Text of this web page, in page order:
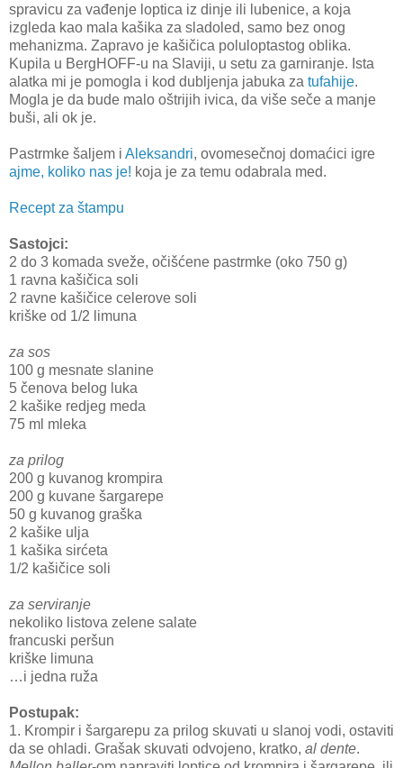
spravicu za vađenje loptica iz dinje ili lubenice, a koja
izgleda kao mala kašika za sladoled, samo bez onog
mehanizma. Zapravo je kašičica poluloptastog oblika.
Kupila u BergHOFF-u na Slaviji, u setu za garniranje. Ista
alatka mi je pomogla i kod dubljenja jabuka za tufahije.
Mogla je da bude malo oštrijih ivica, da više seče a manje
buši, ali ok je.
Pastrmke šaljem i Aleksandri, ovomesečnoj domaćici igre
ajme, koliko nas je! koja je za temu odabrala med.
Recept za štampu
Sastojci:
2 do 3 komada sveže, očišćene pastrmke (oko 750 g)
1 ravna kašičica soli
2 ravne kašičice celerove soli
kriške od 1/2 limuna
za sos
100 g mesnate slanine
5 čenova belog luka
2 kašike redjeg meda
75 ml mleka
za prilog
200 g kuvanog krompira
200 g kuvane šargarepe
50 g kuvanog graška
2 kašike ulja
1 kašika sirćeta
1/2 kašičice soli
za serviranje
nekoliko listova zelene salate
francuski peršun
kriške limuna
…i jedna ruža
Postupak:
1. Krompir i šargarepu za prilog skuvati u slanoj vodi, ostaviti
da se ohladi. Grašak skuvati odvojeno, kratko, al dente.